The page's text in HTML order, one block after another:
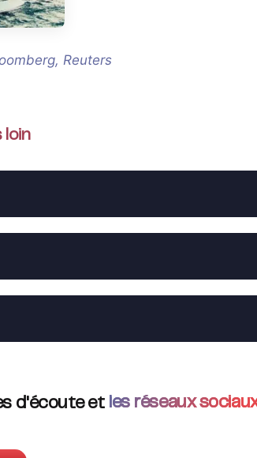
Reuters
loin
d'écoute et les réseaux